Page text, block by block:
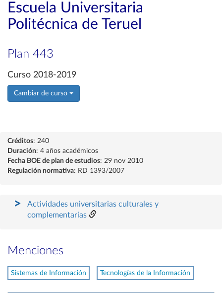
Escuela Universitaria
Politécnica de Teruel
Plan 443
Curso 2018-2019
Cambiar de curso
Créditos: 240
Duración: 4 años académicos
Fecha BOE de plan de estudios: 29 nov 2010
Regulación normativa: RD 1393/2007
Actividades universitarias culturales y
complementarias
Menciones
Sistemas de Información Tecnologías de la Información